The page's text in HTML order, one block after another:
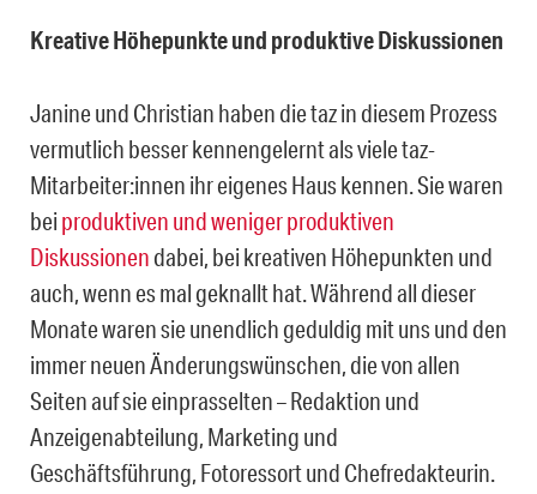
Kreative Höhepunkte und produktive Diskussionen
Janine und Christian haben die taz in diesem Prozess
vermutlich besser kennengelernt als viele taz-
Mitarbeiter:innen ihr eigenes Haus kennen. Sie waren
bei produktiven und weniger produktiven
Diskussionendabei, bei kreativen Höhepunkten und
auch, wenn es mal geknallt hat. Während all dieser
Monate waren sie unendlich geduldig mit uns und den
immer neuen Änderungswünschen, die von allen
Seiten auf sie einprasselten – Redaktion und
Anzeigenabteilung, Marketing und
Geschäftsführung, Fotoressort und Chefredakteurin.